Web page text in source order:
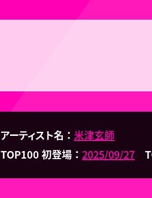
アーティスト名
米津玄師
TOP100 初登場
2025/09/27